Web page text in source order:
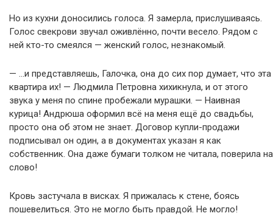
Но из кухни доносились голоса. Я замерла, прислушиваясь.
Голос свекрови звучал оживлённо, почти весело. Рядом с
ней кто-то смеялся — женский голос, незнакомый.
— …и представляешь, Галочка, она до сих пор думает, что эта
квартира их! — Людмила Петровна хихикнула, и от этого
звука у меня по спине пробежали мурашки. — Наивная
курица! Андрюша оформил всё на меня ещё до свадьбы,
просто она об этом не знает. Договор купли-продажи
подписывал он один, а в документах указан я как
собственник. Она даже бумаги толком не читала, поверила на
слово!
Кровь застучала в висках. Я прижалась к стене, боясь
пошевелиться. Это не могло быть правдой. Не могло!